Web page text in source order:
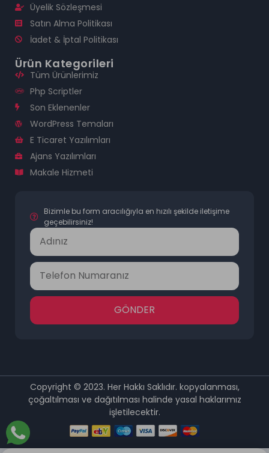
Üyelik Sözleşmesi
Satın Alma Politikası
İadet & İptal Politikası
Ürün Kategorileri
Tüm Ürünlerimiz
Php Scriptler
Son Eklenenler
WordPress Temaları
E Ticaret Yazılımları
Ajans Yazılımları
Makale Hizmeti
Bizimle bu form aracılığıyla en hızılı şekilde iletişime
geçebilirsiniz!
GÖNDER
Copyright © 2023. Her Hakkı Saklıdır. kopyalanması,
çoğaltılması ve dağıtılması halinde yasal haklarımız
işletilecektir.